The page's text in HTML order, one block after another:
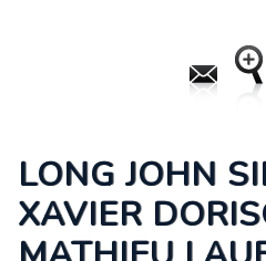
LONG JOHN
XAVIER